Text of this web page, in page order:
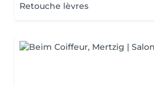
Retouche lèvres